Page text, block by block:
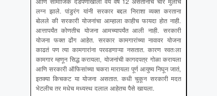
लग्न झाले. पांडुरंग यांनी सरकार बद्दल निराशा व्यक्त करताना
बोलले की सरकारी योजनांचा आम्हाला काहीच फायदा होत नाही.
आत्तापर्यंत कोणतीच योजना आमच्यापर्यंत आली नाही. सरकारी
योजना फक्त ढोंग आहेत. सरकार कामगारांच्या नावावर योजना
काढतं पण त्या कामगारांना परवडणाऱ्या नसतात. कारण स्वतःला
कामगार म्हणून सिद्ध करायला, योजनांची कागदपत्र गोळा करायला
आणि सरकारी ऑफिसांच्या चकरा मारायला पूर्ण आयुष्य निघून जातं,
इतक्या किचकट या योजना असतात. कधी चुकून सरकारी मदत
भेटलीच तर मधेच मध्यस्थ दलाल आहेतच पैसे खायला.